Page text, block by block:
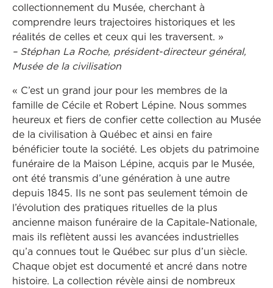
collectionnement du Musée, cherchant à
comprendre leurs trajectoires historiques et les
réalités de celles et ceux qui les traversent. »
– Stéphan La Roche, président-directeur général,
Musée de la civilisation
« C’est un grand jour pour les membres de la
famille de Cécile et Robert Lépine. Nous sommes
heureux et fiers de confier cette collection au Musée
de la civilisation à Québec et ainsi en faire
bénéficier toute la société. Les objets du patrimoine
funéraire de la Maison Lépine, acquis par le Musée,
ont été transmis d’une génération à une autre
depuis 1845. Ils ne sont pas seulement témoin de
l’évolution des pratiques rituelles de la plus
ancienne maison funéraire de la Capitale-Nationale,
mais ils reflètent aussi les avancées industrielles
qu’a connues tout le Québec sur plus d’un siècle.
Chaque objet est documenté et ancré dans notre
histoire. La collection révèle ainsi de nombreux